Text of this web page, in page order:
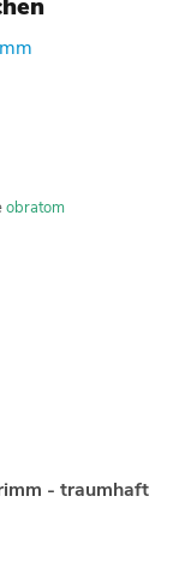
obratom
- traumhaft